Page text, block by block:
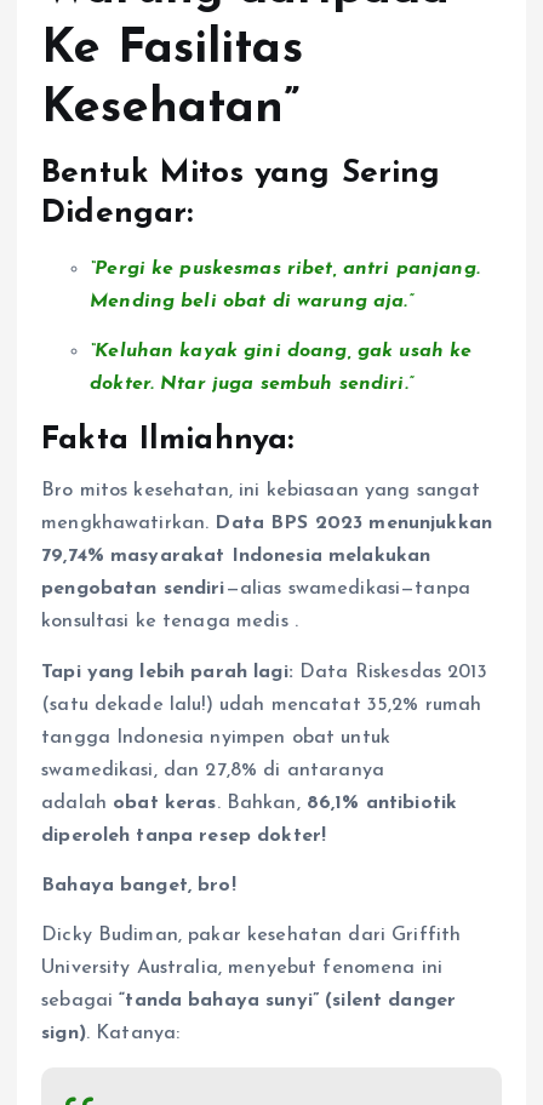
Ke Fasilitas
Kesehatan”
Bentuk Mitos yang Sering
Didengar:
“Pergi ke puskesmas ribet, antri panjang.
Mending beli obat di warung aja.”
“Keluhan kayak gini doang, gak usah ke
dokter. Ntar juga sembuh sendiri.”
Fakta Ilmiahnya:
Bro mitos kesehatan, ini kebiasaan yang sangat
mengkhawatirkan. Data BPS 2023 menunjukkan
79,74% masyarakat Indonesia melakukan
pengobatan sendiri—alias swamedikasi—tanpa
konsultasi ke tenaga medis .
Tapi yang lebih parah lagi: Data Riskesdas 2013
(satu dekade lalu!) udah mencatat 35,2% rumah
tangga Indonesia nyimpen obat untuk
swamedikasi, dan 27,8% di antaranya
adalah obat keras. Bahkan, 86,1% antibiotik
diperoleh tanpa resep dokter!
Bahaya banget, bro!
Dicky Budiman, pakar kesehatan dari Griffith
University Australia, menyebut fenomena ini
sebagai“tanda bahaya sunyi” (silent danger
sign). Katanya: